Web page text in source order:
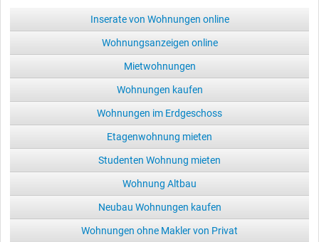
Inserate von Wohnungen online
Wohnungsanzeigen online
Mietwohnungen
Wohnungen kaufen
Wohnungen im Erdgeschoss
Etagenwohnung mieten
Studenten Wohnung mieten
Wohnung Altbau
Neubau Wohnungen kaufen
Wohnungen ohne Makler von Privat